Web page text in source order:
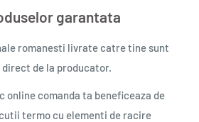
creierul și a felului în care creierul ne
garantata
romanesti livrate catre tine sunt
de la producator.
online comanda ta beneficeaza de
termo cu elementi de racire